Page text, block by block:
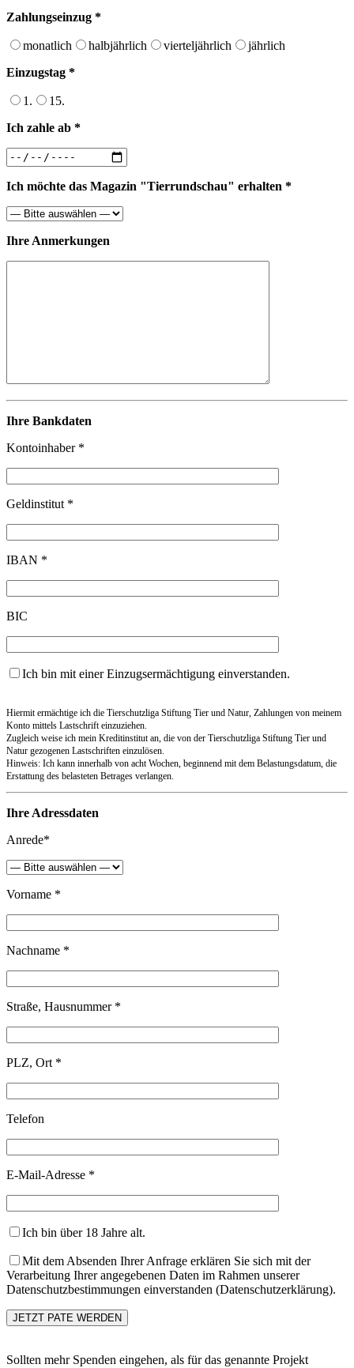
Zahlungseinzug *
monatlich halbjährlich vierteljährlich
jährlich
Einzugstag *
1.
15.
Ich zahle ab *
Ich möchte das Magazin "Tierrundschau" erhalten *
Ihre Anmerkungen
Ihre Bankdaten
Kontoinhaber *
Geldinstitut *
IBAN *
BIC
Ich bin mit einer Einzugsermächtigung einverstanden.
Hiermit ermächtige ich die Tierschutzliga Stiftung Tier und Natur, Zahlungen von meinem
Konto mittels Lastschrift einzuziehen.
Zugleich weise ich mein Kreditinstitut an, die von der Tierschutzliga Stiftung Tier und
Natur gezogenen Lastschriften einzulösen.
Hinweis: Ich kann innerhalb von acht Wochen, beginnend mit dem Belastungsdatum, die
Erstattung des belasteten Betrages verlangen.
Ihre Adressdaten
Anrede*
Vorname *
Nachname *
Straße, Hausnummer *
PLZ, Ort *
Telefon
E-Mail-Adresse *
Ich bin über 18 Jahre alt.
Mit dem Absenden Ihrer Anfrage erklären Sie sich mit der
Verarbeitung Ihrer angegebenen Daten im Rahmen unserer
Datenschutzbestimmungen einverstanden (Datenschutzerklärung).
Sollten mehr Spenden eingehen, als für das genannte Projekt